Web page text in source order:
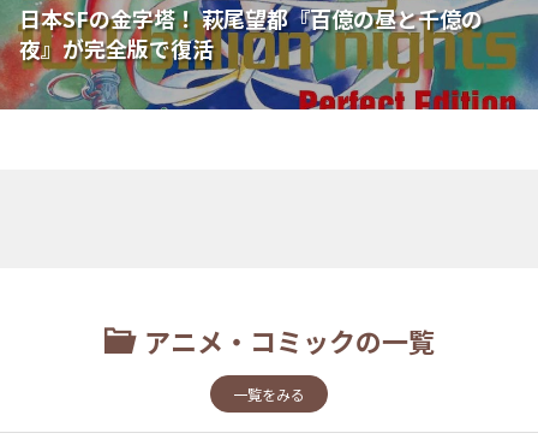
日本SFの金字塔！ 萩尾望都『百億の昼と千億の
夜』が完全版で復活
アニメ・コミックの一覧
一覧をみる